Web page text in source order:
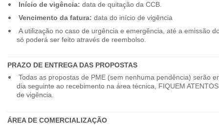
Início de vigência: data de quitação da CCB.
Vencimento da fatura: data do início de vigência
A utilização no caso de urgência e emergência, até a emissão
só poderá ser feito através de reembolso.
PRAZO DE ENTREGA DAS PROPOSTAS
Todas as propostas de PME (sem nenhuma pendência) serão
dia seguinte ao recebimento na área técnica, FIQUEM
de vigência.
ÁREA DE COMERCIALIZAÇÃO